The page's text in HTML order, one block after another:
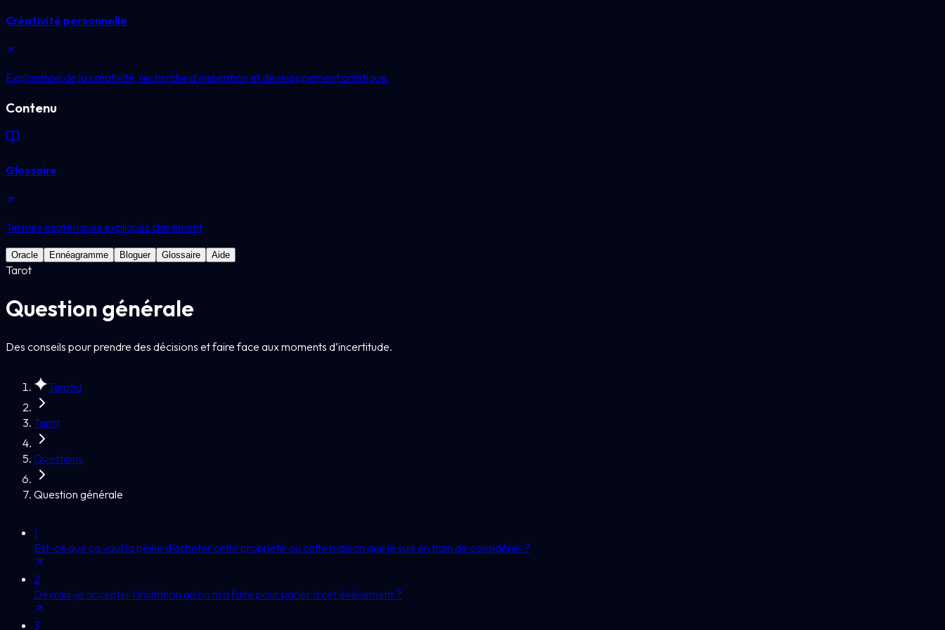
Créativité personnelle
Exploration de la créativité, recherche d'inspiration et développement artistique.
Contenu
Glossaire
Termes ésotériques expliqués clairement
Oracle Ennéagramme Bloguer Glossaire Aide
Tarot
Question générale
Des conseils pour prendre des décisions et faire face aux moments d’incertitude.
Tarotia
Tarot
Questions
Question générale
1
Est-ce que ça vaut la peine d'acheter cette propriété ou cette maison que je suis en train de considérer ?
2
Devrais-je accepter l'invitation qu'on m'a faite pour parler à cet événement ?
3